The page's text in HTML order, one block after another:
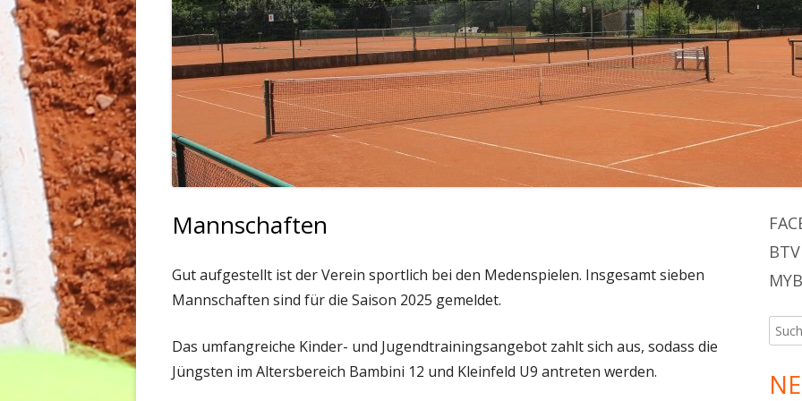
JUGEND U12
JUGEND U9
Mannschaften
Gut aufgestellt ist der Verein sportlich bei den Medenspielen. Insgesamt sieben
Mannschaften sind für die Saison 2025 gemeldet.
Das umfangreiche Kinder- und Jugendtrainingsangebot zahlt sich aus, sodass die
Jüngsten im Altersbereich Bambini 12 und Kleinfeld U9 antreten werden.
BTV
nach: